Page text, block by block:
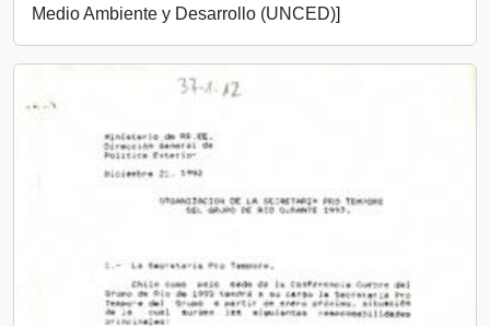
Medio Ambiente y Desarrollo (UNCED)]